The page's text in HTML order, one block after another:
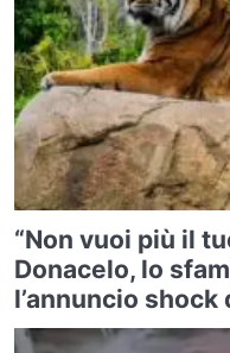
“Non vuoi più il
Donacelo, lo
l’annuncio